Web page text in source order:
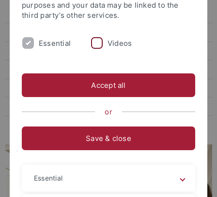
Wissenschaftliches Thema des DFGK
Bewerbungsverfahren
Veranstaltungen und Publikationen
Tübingen - Aix-Marseille
purposes and your data may be linked to the
third party’s other services.
Essential Videos
Accept all
or
Save & close
Essential